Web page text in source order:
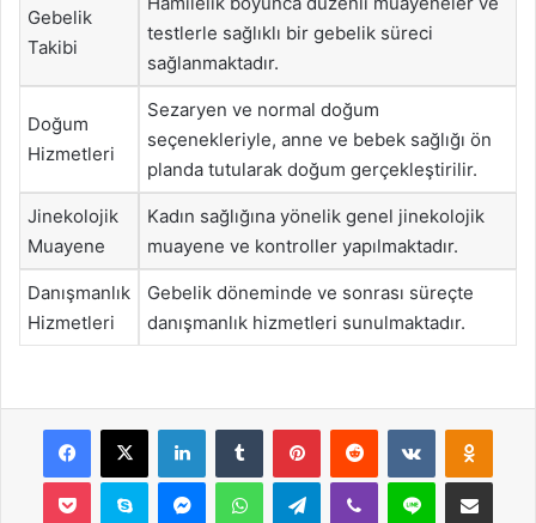
Gebelik
Takibi
testlerle sağlıklı bir gebelik süreci
sağlanmaktadır.
Doğum
Hizmetleri
Sezaryen ve normal doğum
seçenekleriyle, anne ve bebek sağlığı ön
planda tutularak doğum gerçekleştirilir.
Jinekolojik
Muayene
Kadın sağlığına yönelik genel jinekolojik
muayene ve kontroller yapılmaktadır.
Danışmanlık
Hizmetleri
Gebelik döneminde ve sonrası süreçte
danışmanlık hizmetleri sunulmaktadır.
Facebook
X LinkedInTumblr PinterestReddit VKontakte
Pocket Skype MessengerWhatsAppTelegramViber Line E-Posta ile